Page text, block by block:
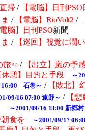
帰 / 【電脳】日刊 PSO
/ 【電脳】 RioVolt2 /
電脳】日刊 PSO新聞
/ 【巡回】 視覚に潤
旅*4 / 【出立】嵐の
休憩】目的と手段 ～
16:00 石巻～ /
【敗北
09/16 07:00 遠野～ /
【
～2001/09/16 13:00 新郷
朝食を
～2001/09/17